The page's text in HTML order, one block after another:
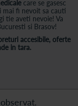
care se gasesc
mai fi nevoit sa cauti
tie aveti nevoie! Va
si Brasov!
accesibile, oferte
in tara.